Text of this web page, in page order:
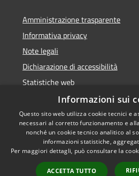
Amministrazione trasparente
Informativa privacy
Note legali
Dichiarazione di accessibilità
Statistiche web
Accessibilità
Privacy
Informazioni sui
Questo sito web utilizza cookie tecnici e
necessari al corretto funzionamento e
nonché un cookie tecnico analitico al
informazioni statistiche,
Per maggiori dettagli, può consultare la
ACCETTA TUTTO